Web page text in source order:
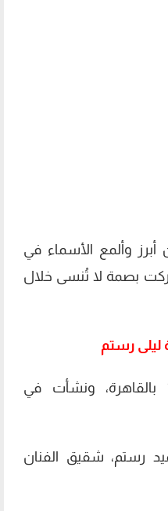
وألمع الأسماء في
بصمة لا تُنسى خلال
ليلى رستم
ولدت في 11 فبراير 1937 بالقاهرة، ونشأت في
رستم، شقيق الفنان